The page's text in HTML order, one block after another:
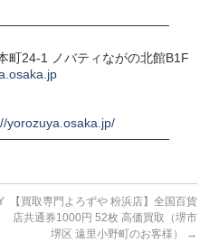
町24-1 ノバティながの北館B1F
yorozuya.osaka.jp/
【買取専門よろずや 粉浜店】全国百貨
店共通券1000円 52枚 高価買取（堺市
堺区 遠里小野町のお客様）
→